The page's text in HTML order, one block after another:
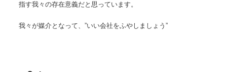
指す我々の存在意義だと思っています。
我々が媒介となって、”いい会社をふやしましょう”